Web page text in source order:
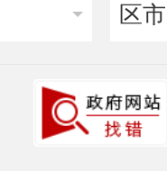
区